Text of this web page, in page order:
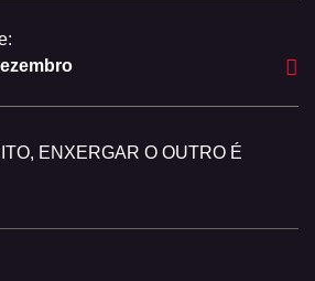
ENXERGAR O OUTRO É